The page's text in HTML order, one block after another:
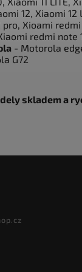
12, Xiaomi
pro, Xioami
redmi note
- Motorola
G72
skladem a